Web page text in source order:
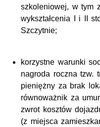
szkoleniowej, w tym
wykształcenia I i II
Szczytnie;
korzystne warunki
nagroda roczna tzw.
pieniężny za brak
równoważnik za
zwrot kosztów
(z miejsca